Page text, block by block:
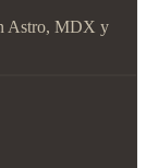
Astro, MDX y